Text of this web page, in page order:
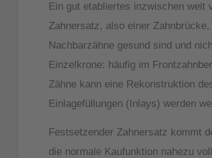
Ein gut etabliertes inzwischen weit
Zahnersatz, also einer
Nachbarzähne gesund sind und
Einzelkrone: häufig im
Zähne kann eine Rekonstruktion
Einlagefüllungen (Inlays) werden
Festsetzender Zahnersatz kommt
die normale Kaufunktion nahezu